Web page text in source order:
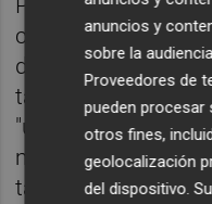
Preguntado por la
contra entidades
delegado de
tamaño "tiene
"una vez que se
mínima, ya no
tamaño y
anuncios y
sobre la
Proveedores de
pueden
otros fines,
geolocalización
del dispositivo.